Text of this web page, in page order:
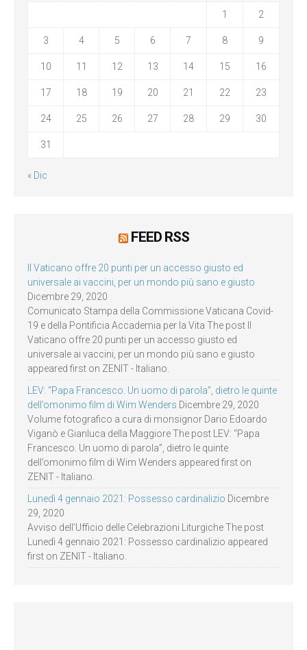
1 2
3 4 5 6 7 8 9
10 11 12 13 14 15 16
17 18 19 20 21 22 23
24 25 26 27 28 29 30
31
« Dic
FEED RSS
Il Vaticano offre 20 punti per un accesso giusto ed
universale ai vaccini, per un mondo più sano e giusto
Dicembre 29, 2020
Comunicato Stampa della Commissione Vaticana Covid-
19 e della Pontificia Accademia per la Vita The post Il
Vaticano offre 20 punti per un accesso giusto ed
universale ai vaccini, per un mondo più sano e giusto
appeared first on ZENIT - Italiano.
LEV: “Papa Francesco. Un uomo di parola”, dietro le quinte
dell’omonimo film di Wim Wenders Dicembre 29, 2020
Volume fotografico a cura di monsignor Dario Edoardo
Viganò e Gianluca della Maggiore The post LEV: “Papa
Francesco. Un uomo di parola”, dietro le quinte
dell’omonimo film di Wim Wenders appeared first on
ZENIT - Italiano.
Lunedì 4 gennaio 2021: Possesso cardinalizio Dicembre
29, 2020
Avviso dell’Ufficio delle Celebrazioni Liturgiche The post
Lunedì 4 gennaio 2021: Possesso cardinalizio appeared
first on ZENIT - Italiano.